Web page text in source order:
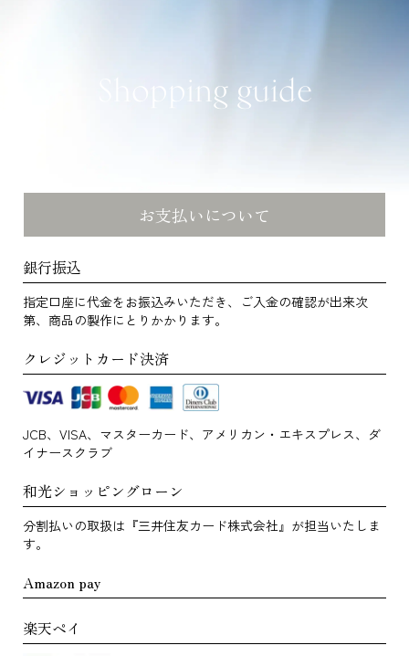
Shopping guide
お支払いについて
銀行振込
指定口座に代金をお振込みいただき、ご入金の確認が出来次
第、商品の製作にとりかかります。
クレジットカード決済
JCB、VISA、マスターカード、アメリカン・エキスプレス、ダ
イナースクラブ
和光ショッピングローン
分割払いの取扱は『三井住友カード株式会社』が担当いたしま
す。
Amazon pay
楽天ペイ